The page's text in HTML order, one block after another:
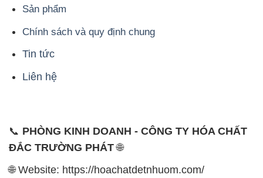
Sản phẩm
Chính sách và quy định chung
Tin tức
Liên hệ
📞 PHÒNG KINH DOANH - CÔNG TY HÓA CHẤT
ĐẮC TRƯỜNG PHÁT🌐
🌐 Website: https://hoachatdetnhuom.com/